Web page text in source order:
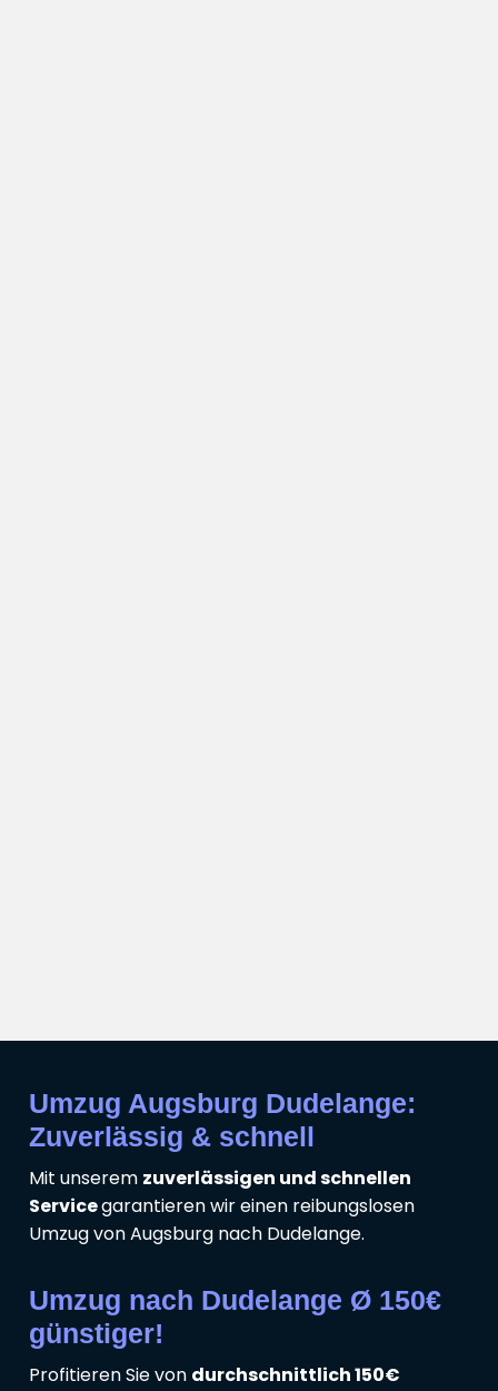
Umzug Augsburg Dudelange:
Zuverlässig & schnell
Mit unserem zuverlässigen und schnellen
Servicegarantieren wir einen reibungslosen
Umzug von Augsburg nach Dudelange.
Umzug nach Dudelange Ø 150€
günstiger!
Profitieren Sie von durchschnittlich 150€